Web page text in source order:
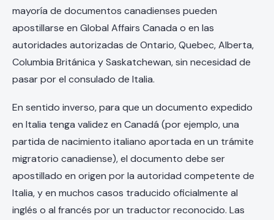
mayoría de documentos canadienses pueden
apostillarse en Global Affairs Canada o en las
autoridades autorizadas de Ontario, Quebec, Alberta,
Columbia Británica y Saskatchewan, sin necesidad de
pasar por el consulado de Italia.
En sentido inverso, para que un documento expedido
en Italia tenga validez en Canadá (por ejemplo, una
partida de nacimiento italiano aportada en un trámite
migratorio canadiense), el documento debe ser
apostillado en origen por la autoridad competente de
Italia, y en muchos casos traducido oficialmente al
inglés o al francés por un traductor reconocido. Las